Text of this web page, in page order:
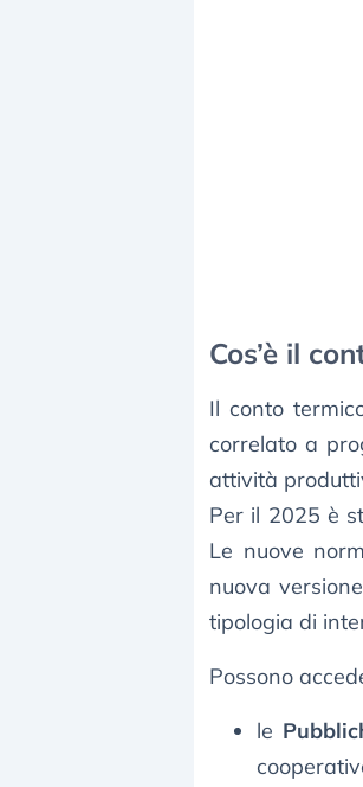
Cos’è il
Il conto
correlato a
attività
Per il 2025 è
Le nuove
nuova
tipologia di
Possono
le